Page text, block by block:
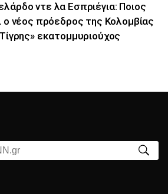
ντε λα Εσπριέγια: Ποιος
ο νέος πρόεδρος της Κολομβίας
εκατομμυριούχος